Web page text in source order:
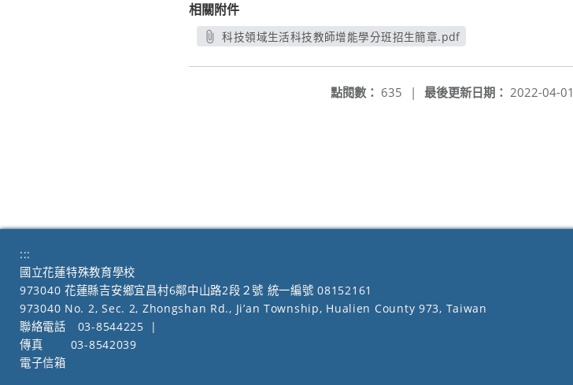
相關附件
科技領域生活科技教師增能學分班招生簡章.pdf
最後更新日期： 2022-04-01
點閱數： 635 |
:::
國立花蓮特殊教育學校
973040 花蓮縣吉安鄉宜昌村6鄰中山路2段２號 統一編號 08152161
973040 No. 2, Sec. 2, Zhongshan Rd., Ji’an Township, Hualien County 973, Taiwan
聯絡電話
03-8544225
|
傳真
03-8542039
電子信箱